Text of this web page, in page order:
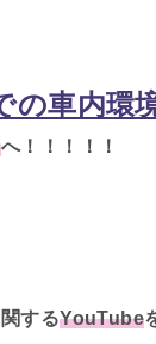
の車内環
へ！！！！！
するYouTube